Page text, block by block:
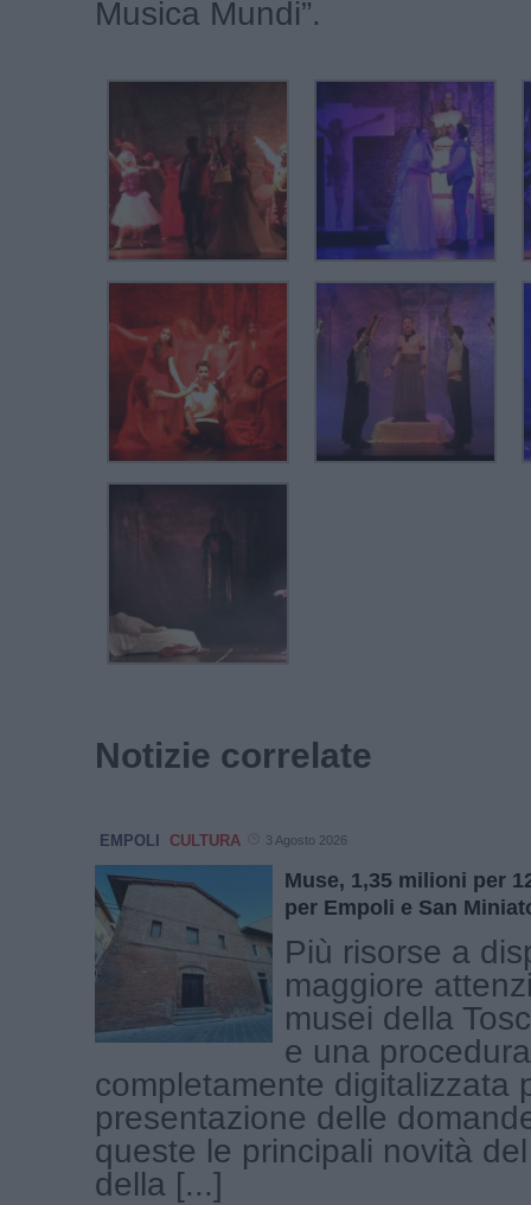
Musica Mundi”.
Notizie correlate
EMPOLI CULTURA 3 Agosto 2026
Muse, 1,35 milioni per
per Empoli e San
Più risorse a
maggiore
musei della
e una procedura
completamente digitalizzata
presentazione delle
queste le principali novità
della [...]